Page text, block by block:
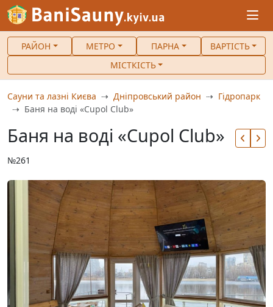
РАЙОН МЕТРО ПАРНА
ВАРТІСТЬ
МІСТКІСТЬ
Сауни та лазні Києва Дніпровський район
Гідропарк
Баня на воді «Cupol Club»
Баня на воді «Cupol Club»
№261